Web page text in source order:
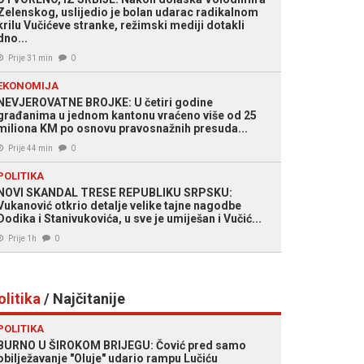
uslijedio je bolan udarac radikalnom
Vučićeve stranke, režimski mediji dotakli
Prije 31 min 0
BROJKE: U četiri godine
u jednom kantonu vraćeno više od 25
KM po osnovu pravosnažnih presuda...
Prije 44 min 0
SKANDAL TRESE REPUBLIKU SRPSKU:
otkrio detalje velike tajne nagodbe
i Stanivukovića, u sve je umiješan i Vučić...
Prije 1h 0
/ Najčitanije
U ŠIROKOM BRIJEGU: Čović pred samo
"Oluje" udario rampu Lučiću